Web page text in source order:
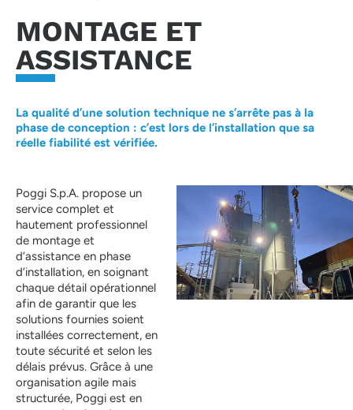
MONTAGE ET
ASSISTANCE
La qualité d’une solution technique ne s’arrête pas à la
phase de conception : c’est lors de l’installation que sa
réelle fiabilité est vérifiée.
Poggi S.p.A. propose un
service complet et
hautement professionnel
de montage et
d’assistance en phase
d’installation, en soignant
chaque détail opérationnel
afin de garantir que les
solutions fournies soient
installées correctement, en
toute sécurité et selon les
délais prévus. Grâce à une
organisation agile mais
structurée, Poggi est en